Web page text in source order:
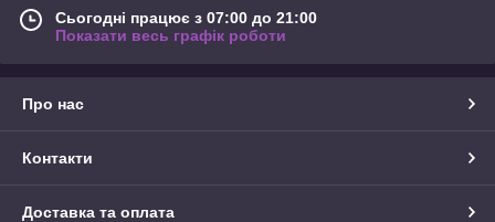
Сьогодні працює з 07:00 до 21:00
Показати весь графік роботи
Про нас
Контакти
Доставка та оплата